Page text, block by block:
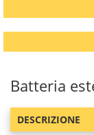
Batteria
DESCRIZIONE